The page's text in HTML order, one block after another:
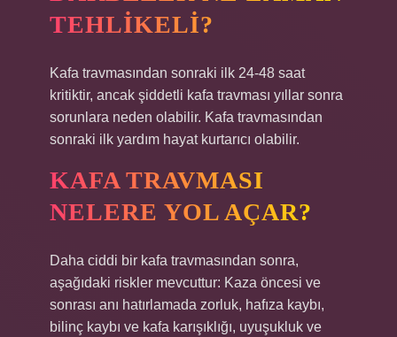
TEHLIKELI?
Kafa travmasından sonraki ilk 24-48 saat
kritiktir, ancak şiddetli kafa travması yıllar sonra
sorunlara neden olabilir. Kafa travmasından
sonraki ilk yardım hayat kurtarıcı olabilir.
KAFA TRAVMASI
NELERE YOL AÇAR?
Daha ciddi bir kafa travmasından sonra,
aşağıdaki riskler mevcuttur: Kaza öncesi ve
sonrası anı hatırlamada zorluk, hafıza kaybı,
bilinç kaybı ve kafa karışıklığı, uyuşukluk ve